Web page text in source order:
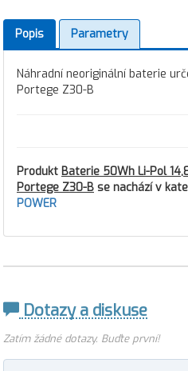
Popis Parametry
Náhradní neoriginální baterie
Portege Z30-B
Produkt Baterie 50Wh Li-Pol
Portege Z30-B se nachází v
POWER
Dotazy a diskuse
Zatím žádné dotazy. Buďte první!